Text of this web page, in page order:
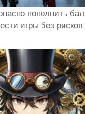
пополнить
игры без рисков